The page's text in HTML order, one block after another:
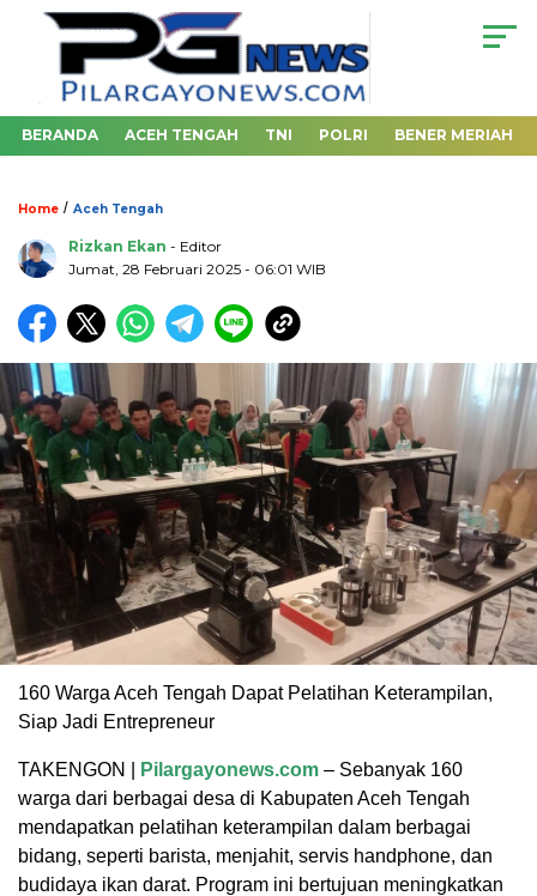
BERANDA ACEH TENGAH TNI POLRI BENER MERIAH
Home / Aceh Tengah
Rizkan Ekan - Editor
Jumat, 28 Februari 2025 - 06:01 WIB
160 Warga Aceh Tengah Dapat Pelatihan Keterampilan,
Siap Jadi Entrepreneur
TAKENGON | Pilargayonews.com – Sebanyak 160
warga dari berbagai desa di Kabupaten Aceh Tengah
mendapatkan pelatihan keterampilan dalam berbagai
bidang, seperti barista, menjahit, servis handphone, dan
budidaya ikan darat. Program ini bertujuan meningkatkan